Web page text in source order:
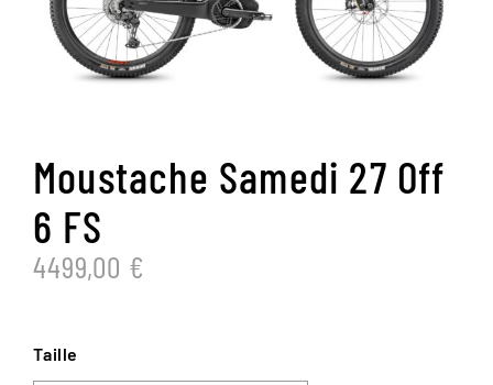
Moustache Samedi 27 Off
6 FS
4499,00 €
Taille